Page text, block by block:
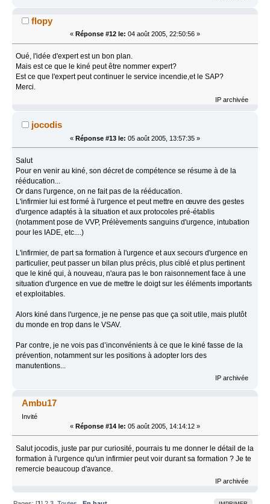
flopy
« Réponse #12 le: 04 août 2005, 22:50:56 »
Oué, l'idée d'expert est un bon plan.
Mais est ce que le kiné peut être nommer expert?
Est ce que l'expert peut continuer le service incendie,et le SAP?
Merci.
IP archivée
jocodis
« Réponse #13 le: 05 août 2005, 13:57:35 »
Salut
Pour en venir au kiné, son décret de compétence se résume à de la
rééducation...
Or dans l'urgence, on ne fait pas de la rééducation.
L'infirmier lui est formé à l'urgence et peut mettre en œuvre des gestes
d'urgence adaptés à la situation et aux protocoles pré-établis
(notamment pose de VVP, Prélèvements sanguins d'urgence, intubation
pour les IADE, etc....)
L'infirmier, de part sa formation à l'urgence et aux secours d'urgence en
particulier, peut passer un bilan plus précis, plus ciblé et plus pertinent
que le kiné qui, à nouveau, n'aura pas le bon raisonnement face à une
situation d'urgence en vue de mettre le doigt sur les éléments importants
et exploitables.
Alors kiné dans l'urgence, je ne pense pas que ça soit utile, mais plutôt
du monde en trop dans le VSAV.
Par contre, je ne vois pas d’inconvénients à ce que le kiné fasse de la
prévention, notamment sur les positions à adopter lors des
manutentions...
IP archivée
Ambu17
Invité
« Réponse #14 le: 05 août 2005, 14:14:12 »
Salut jocodis, juste par pur curiosité, pourrais tu me donner le détail de la
formation à l'urgence qu'un infirmier peut voir durant sa formation ? Je te
remercie beaucoup d'avance.
IP archivée